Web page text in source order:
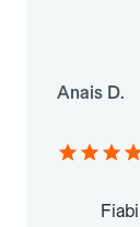
Anais D.